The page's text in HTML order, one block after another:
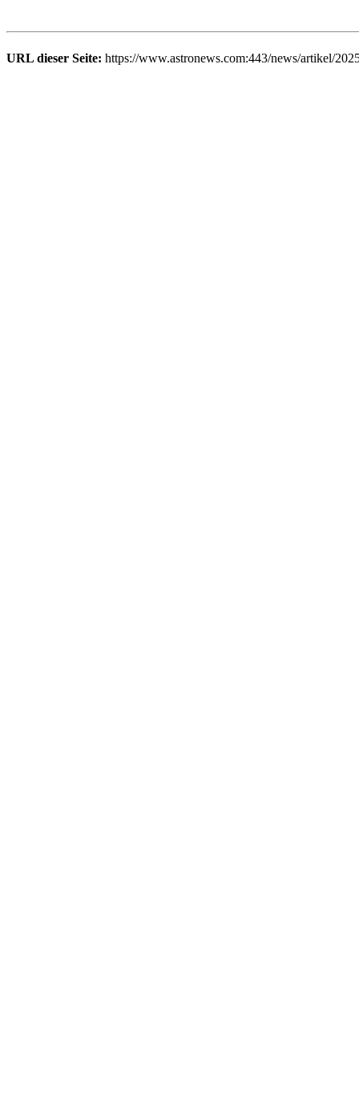
URL dieser Seite: https://www.astronews.com:443/news/artikel/